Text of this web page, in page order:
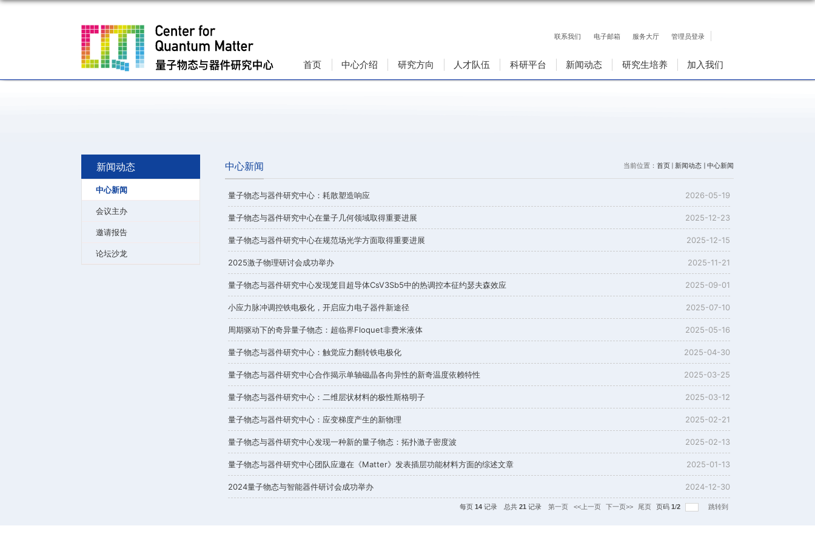
联系我们
首页 中心介绍 研究方向 人才队伍 科研平台 新闻动态 研究生培
新闻动态
中心新闻
会议主办
中心新闻
量子物态与器件研究中心：耗散塑造响应
量子物态与器件研究中心在量子几何领域取得重要进展
量子物态与器件研究中心在规范场光学方面取得重要进展
2025激子物理研讨会成功举办
量子物态与器件研究中心发现笼目超导体CsV3Sb5中的热调控本征约瑟夫森效应
小应力脉冲调控铁电极化，开启应力电子器件新途径
周期驱动下的奇异量子物态：超临界Floquet非费米液体
量子物态与器件研究中心：触觉应力翻转铁电极化
量子物态与器件研究中心合作揭示单轴磁晶各向异性的新奇温度依赖特性
量子物态与器件研究中心：二维层状材料的极性斯格明子